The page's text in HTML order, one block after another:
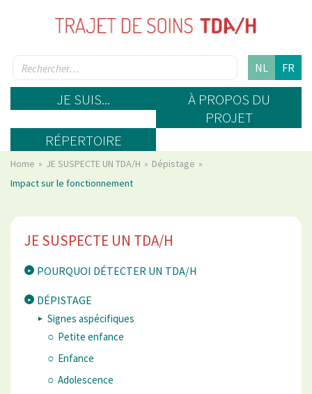
NL FR
JE SUIS...
À PROPOS DU
PROJET
RÉPERTOIRE
Home JE SUSPECTE UN TDA/H
Dépistage
Impact sur le fonctionnement
JE SUSPECTE UN TDA/H
POURQUOI DÉTECTER UN TDA/H
DÉPISTAGE
Signes aspécifiques
Petite enfance
Enfance
Adolescence